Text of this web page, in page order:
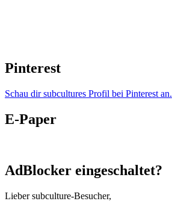
Pinterest
Schau dir subcultures Profil bei Pinterest an.
E-Paper
AdBlocker eingeschaltet?
Lieber subculture-Besucher,